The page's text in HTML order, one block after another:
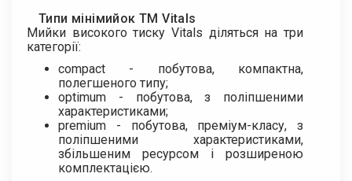
Типи мінімийок ТМ Vitals
Мийки високого тиску Vitals діляться на три
категорії:
compact - побутова, компактна,
полегшеного типу;
optimum - побутова, з поліпшеними
характеристиками;
premium - побутова, преміум-класу, з
поліпшеними характеристиками,
збільшеним ресурсом і розширеною
комплектацією.